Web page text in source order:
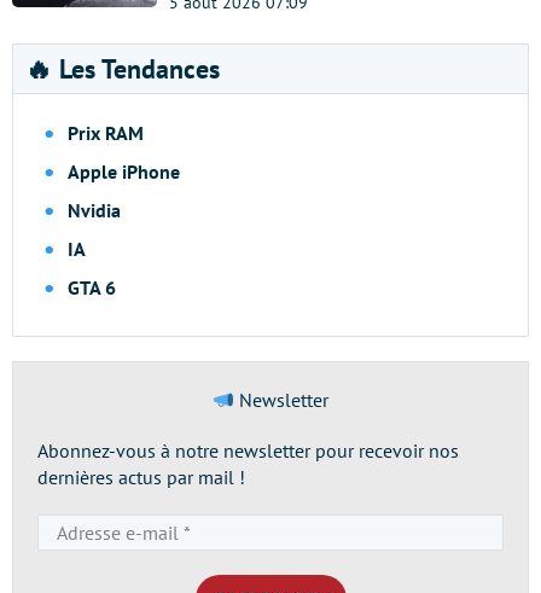
🔥 Les Tendances
Prix RAM
Apple iPhone
Nvidia
IA
GTA 6
Newsletter
Abonnez-vous à notre newsletter pour recevoir nos
dernières actus par mail !
e-
mail